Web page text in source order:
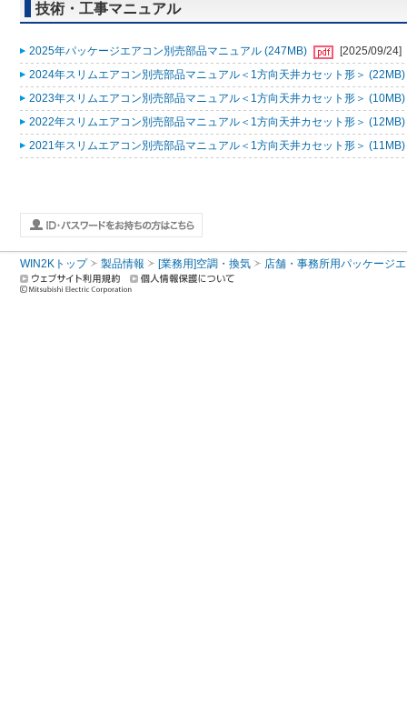
技術・工事マニュアル
2025年パッケージエアコン別売部品マニュアル (247MB)
[2025/09/24]
2024年スリムエアコン別売部品マニュアル＜1方向天井カセット形＞ (22MB)
2023年スリムエアコン別売部品マニュアル＜1方向天井カセット形＞ (10MB)
2022年スリムエアコン別売部品マニュアル＜1方向天井カセット形＞ (12MB)
2021年スリムエアコン別売部品マニュアル＜1方向天井カセット形＞ (11MB)
WIN2Kトップ 製品情報 [業務用]空調・換気 店舗・事務所用パッケージ